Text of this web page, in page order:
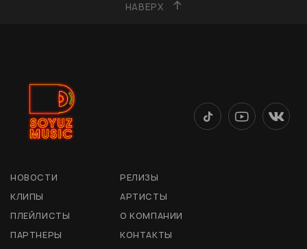
НАВЕРХ
НОВОСТИ
РЕЛИЗЫ
КЛИПЫ
АРТИСТЫ
ПЛЕЙЛИСТЫ
О КОМПАНИИ
ПАРТНЕРЫ
КОНТАКТЫ